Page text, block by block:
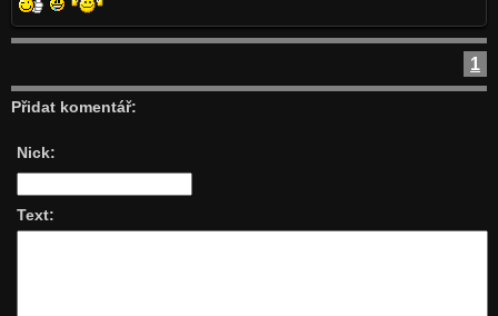
1
Přidat komentář:
Nick:
Text: